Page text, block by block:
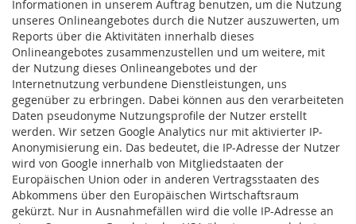
Informationen in unserem Auftrag benutzen, um die Nutzung
unseres Onlineangebotes durch die Nutzer auszuwerten, um
Reports über die Aktivitäten innerhalb dieses
Onlineangebotes zusammenzustellen und um weitere, mit
der Nutzung dieses Onlineangebotes und der
Internetnutzung verbundene Dienstleistungen, uns
gegenüber zu erbringen. Dabei können aus den verarbeiteten
Daten pseudonyme Nutzungsprofile der Nutzer erstellt
werden. Wir setzen Google Analytics nur mit aktivierter IP-
Anonymisierung ein. Das bedeutet, die IP-Adresse der Nutzer
wird von Google innerhalb von Mitgliedstaaten der
Europäischen Union oder in anderen Vertragsstaaten des
Abkommens über den Europäischen Wirtschaftsraum
gekürzt. Nur in Ausnahmefällen wird die volle IP-Adresse an